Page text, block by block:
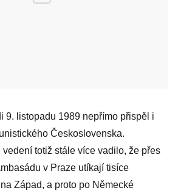
9. listopadu 1989 nepřímo přispěl i
Československa.
totiž stále více vadilo, že přes
v Praze utíkají tisíce
Západ, a proto po Německé